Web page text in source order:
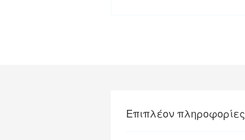
Επιπλέον πληροφορίες